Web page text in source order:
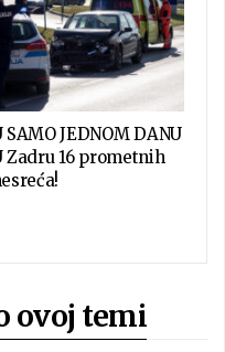
SAMO JEDNOM DANU
Zadru 16 prometnih
ovoj temi